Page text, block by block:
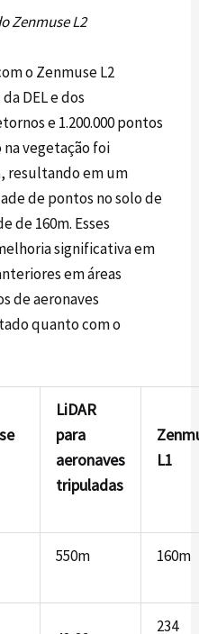
Zenmuse L2
oZenmuse L2
DEL e dos
e 1.200.000 pontos
vegetação foi
resultando em um
de pontos no solo de
de 160m. Esses
significativa em
em áreas
de aeronaves
quanto com o
LiDAR
para
aeronaves
tripuladas
L1
550m 160m
234